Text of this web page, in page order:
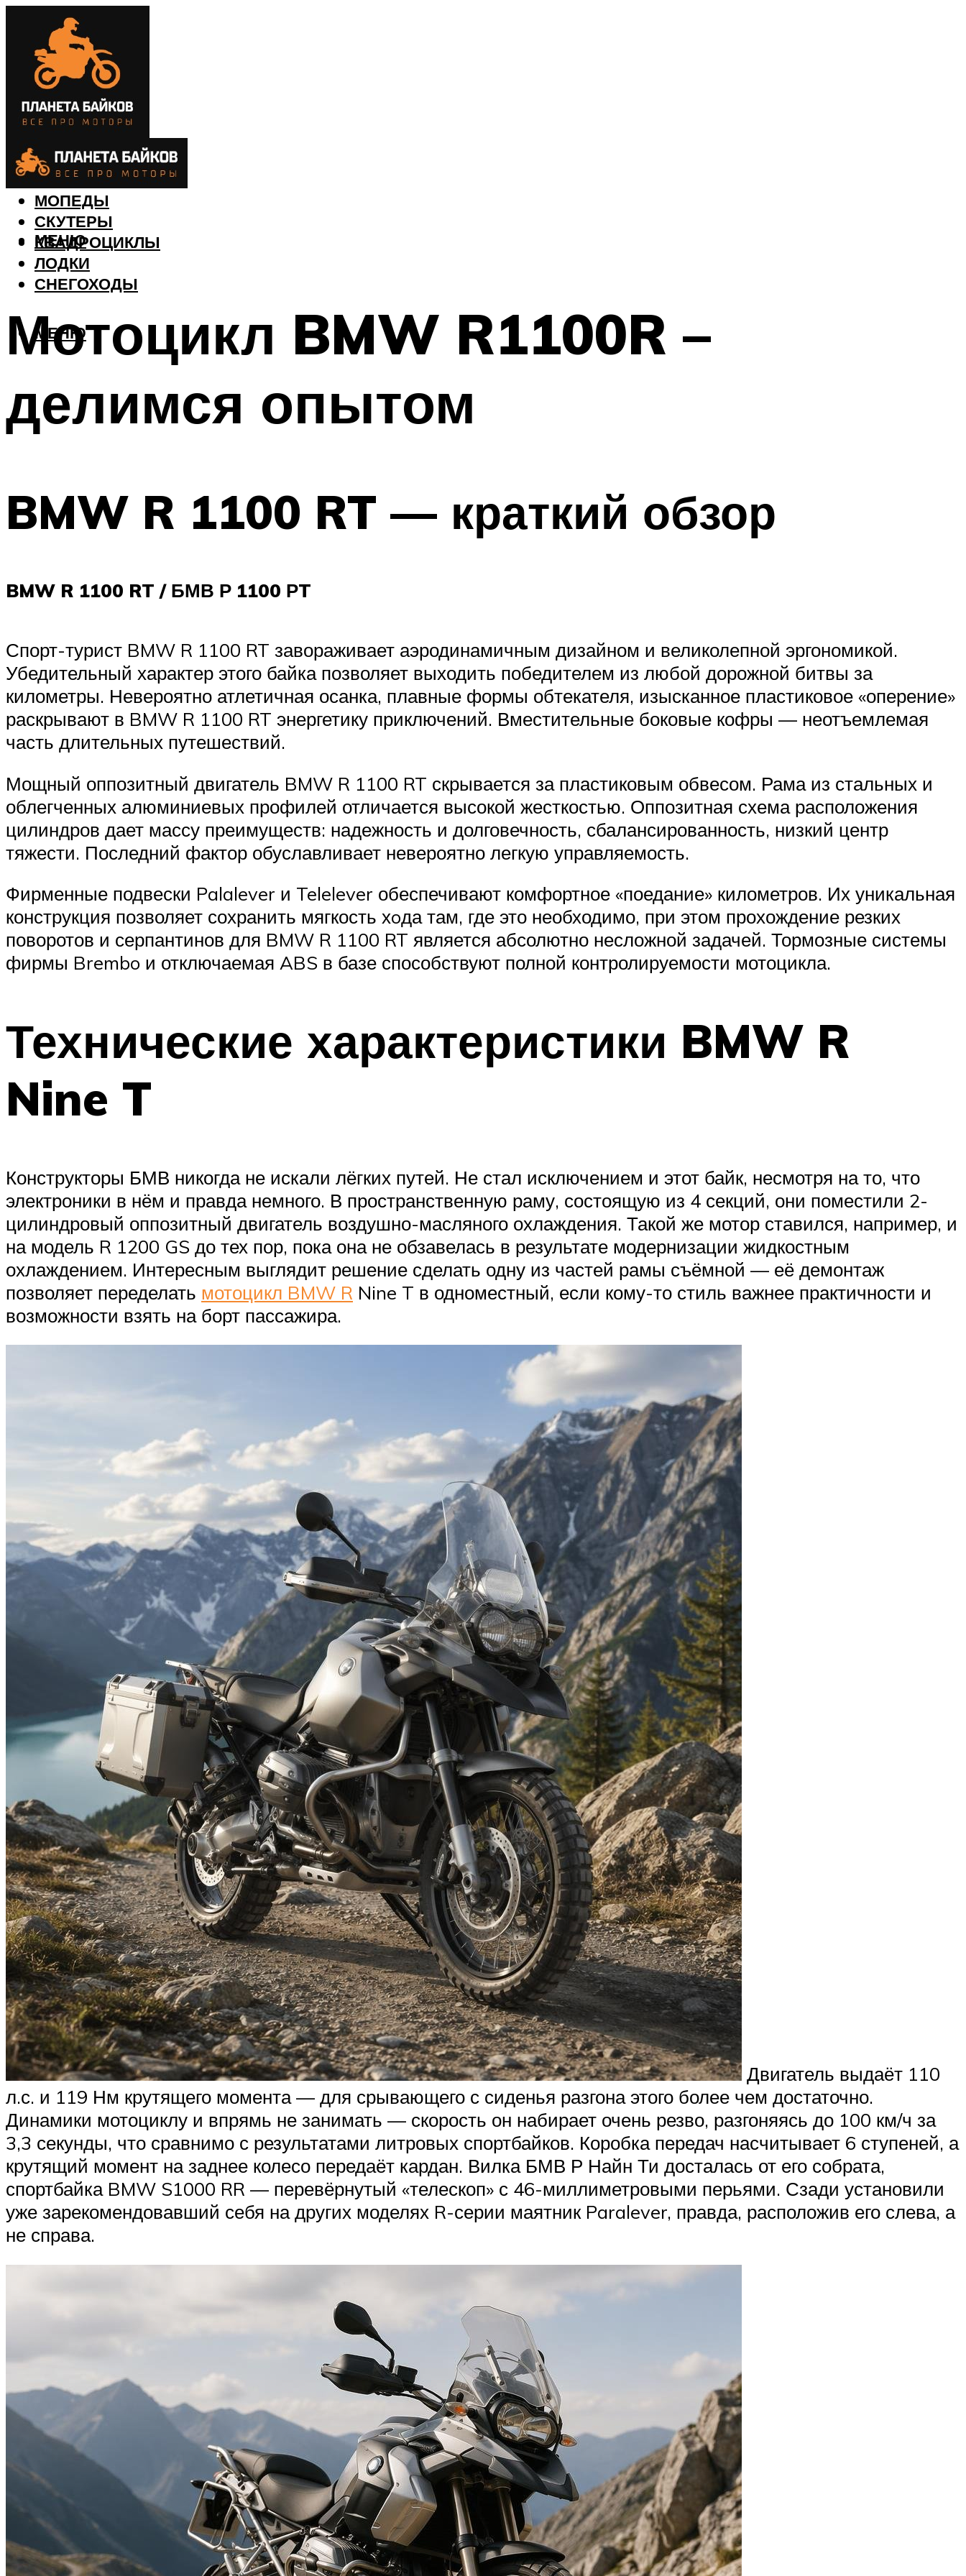
МОТОЦИКЛЫ
МОПЕДЫ
СКУТЕРЫ
КВАДРОЦИКЛЫ
ЛОДКИ
СНЕГОХОДЫ
МЕНЮ
МЕНЮ
Мотоцикл BMW R1100R –
делимся опытом
BMW R 1100 RT — краткий обзор
BMW R 1100 RT / БМВ Р 1100 РT
Спорт-турист BMW R 1100 RT завораживает аэродинамичным дизайном и великолепной эргономикой.
Убедительный характер этого байка позволяет выходить победителем из любой дорожной битвы за
километры. Невероятно атлетичная осанка, плавные формы обтекателя, изысканное пластиковое «оперение»
раскрывают в BMW R 1100 RT энергетику приключений. Вместительные боковые кофры — неотъемлемая
часть длительных путешествий.
Мощный оппозитный двигатель BMW R 1100 RT скрывается за пластиковым обвесом. Рама из стальных и
облегченных алюминиевых профилей отличается высокой жесткостью. Оппозитная схема расположения
цилиндров дает массу преимуществ: надежность и долговечность, сбалансированность, низкий центр
тяжести. Последний фактор обуславливает невероятно легкую управляемость.
Фирменные подвески Palalever и Telelever обеспечивают комфортное «поедание» километров. Их уникальная
конструкция позволяет сохранить мягкость хoда там, где это необходимо, при этом прохождение резких
поворотов и серпантинов для BMW R 1100 RT является абсолютно несложной задачей. Тормозные системы
фирмы Brembo и отключаемая ABS в базе способствуют полной контролируемости мотоцикла.
Технические характеристики BMW R
Nine T
Конструкторы БМВ никогда не искали лёгких путей. Не стал исключением и этот байк, несмотря на то, что
электроники в нём и правда немного. В пространственную раму, состоящую из 4 секций, они поместили 2-
цилиндровый оппозитный двигатель воздушно-масляного охлаждения. Такой же мотор ставился, например, и
на модель R 1200 GS до тех пор, пока она не обзавелась в результате модернизации жидкостным
охлаждением. Интересным выглядит решение сделать одну из частей рамы съёмной — её демонтаж
позволяет переделать мотоцикл BMW R Nine T в одноместный, если кому-то стиль важнее практичности и
возможности взять на борт пассажира.
Двигатель выдаёт 110
л.с. и 119 Нм крутящего момента — для срывающего с сиденья разгона этого более чем достаточно.
Динамики мотоциклу и впрямь не занимать — скорость он набирает очень резво, разгоняясь до 100 км/ч за
3,3 секунды, что сравнимо с результатами литровых спортбайков. Коробка передач насчитывает 6 ступеней, а
крутящий момент на заднее колесо передаёт кардан. Вилка БМВ Р Найн Ти досталась от его собрата,
спортбайка BMW S1000 RR — перевёрнутый «телескоп» с 46-миллиметровыми перьями. Сзади установили
уже зарекомендовавший себя на других моделях R-серии маятник Paralever, правда, расположив его слева, а
не справа.